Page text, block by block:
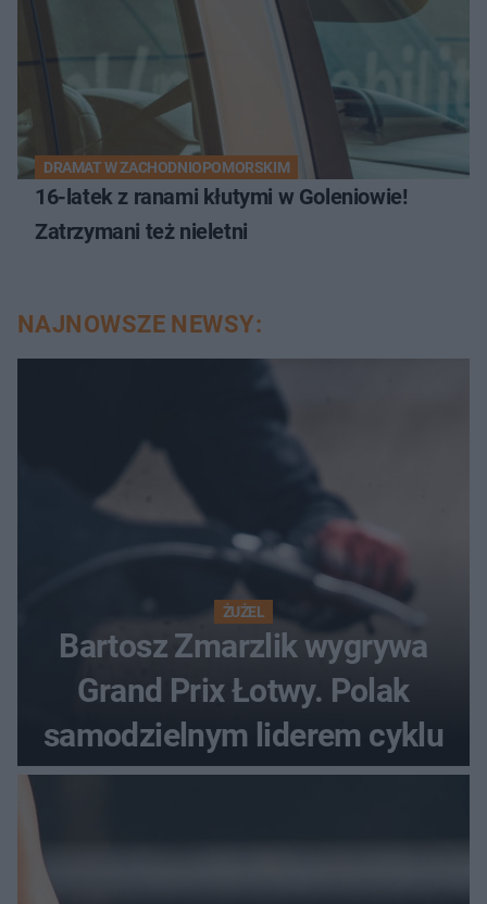
DRAMAT W ZACHODNIOPOMORSKIM
16-latek z ranami kłutymi w Goleniowie!
Zatrzymani też nieletni
NAJNOWSZE NEWSY:
ŻUŻEL
Bartosz Zmarzlik wygrywa
Grand Prix Łotwy. Polak
samodzielnym liderem cyklu